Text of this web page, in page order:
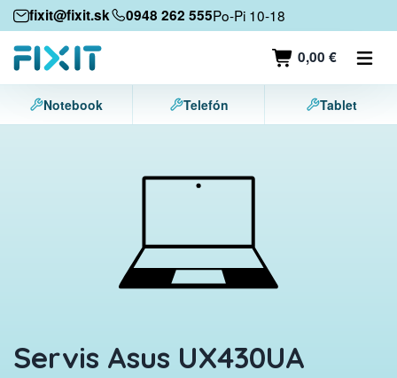
fixit@fixit.sk 0948 262 555Po-Pi 10-18
0,00 €
Mobilné zariadenia
Mobilné telefóny
Tablety
Notebook Telefón Tablet
Servis Asus UX430UA